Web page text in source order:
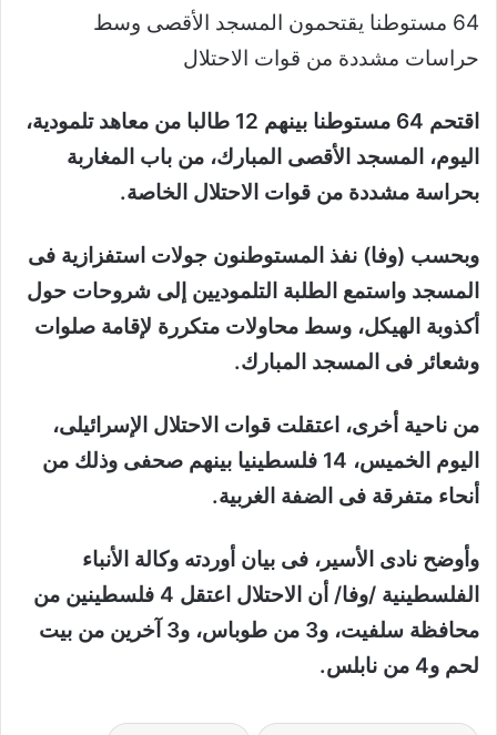
64 مستوطنا يقتحمون المسجد الأقصى وسط
حراسات مشددة من قوات الاحتلال
اقتحم 64 مستوطنا بينهم 12 طالبا من معاهد تلمودية،
اليوم، المسجد الأقصى المبارك، من باب المغاربة
بحراسة مشددة من قوات الاحتلال الخاصة.
وبحسب (وفا) نفذ المستوطنون جولات استفزازية فى
المسجد واستمع الطلبة التلموديين إلى شروحات حول
أكذوبة الهيكل، وسط محاولات متكررة لإقامة صلوات
وشعائر فى المسجد المبارك.
من ناحية أخرى، اعتقلت قوات الاحتلال الإسرائيلى،
اليوم الخميس، 14 فلسطينيا بينهم صحفى وذلك من
أنحاء متفرقة فى الضفة الغربية.
وأوضح نادى الأسير، فى بيان أوردته وكالة الأنباء
الفلسطينية /وفا/ أن الاحتلال اعتقل 4 فلسطينين من
محافظة سلفيت، و3 من طوباس، و3 آخرين من بيت
لحم و4 من نابلس.